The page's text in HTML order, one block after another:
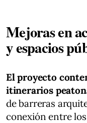
Mejoras en
y espacios
El proyecto
itinerarios
de barreras
conexión entre